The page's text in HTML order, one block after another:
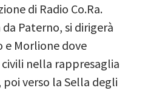
di Radio Co.Ra.
Paterno, si dirigerà
e Morlione dove
nella rappresaglia
poi verso la Sella degli